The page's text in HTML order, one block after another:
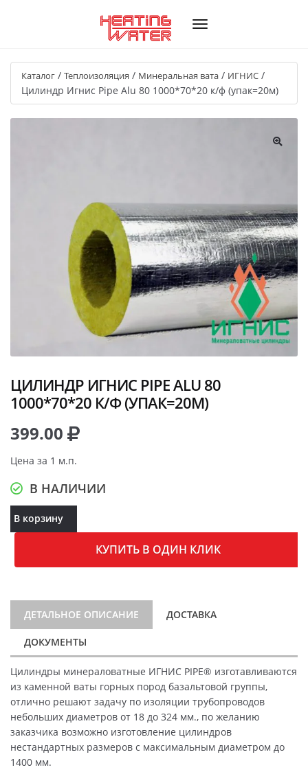
Каталог / Теплоизоляция / Минеральная вата / ИГНИС /
Цилиндр Игнис Pipe Alu 80 1000*70*20 к/ф (упак=20м)
ЦИЛИНДР ИГНИС PIPE ALU 80
1000*70*20 К/Ф (УПАК=20М)
399.00
Цена за 1 м.п.
В НАЛИЧИИ
В корзину
КУПИТЬ В ОДИН КЛИК
ДЕТАЛЬНОЕ ОПИСАНИЕ ДОСТАВКА
ДОКУМЕНТЫ
Цилиндры минераловатные ИГНИС PIPE® изготавливаются
из каменной ваты горных пород базальтовой группы,
отлично решают задачу по изоляции трубопроводов
небольших диаметров от 18 до 324 мм., по желанию
заказчика возможно изготовление цилиндров
нестандартных размеров с максимальным диаметром до
1400 мм.